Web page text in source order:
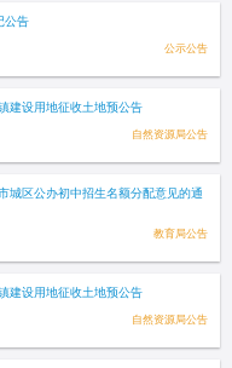
公告
公示公告
建设用地征收土地预公告
自然资源局公告
城区公办初中招生名额分配意见的通
教育局公告
建设用地征收土地预公告
自然资源局公告